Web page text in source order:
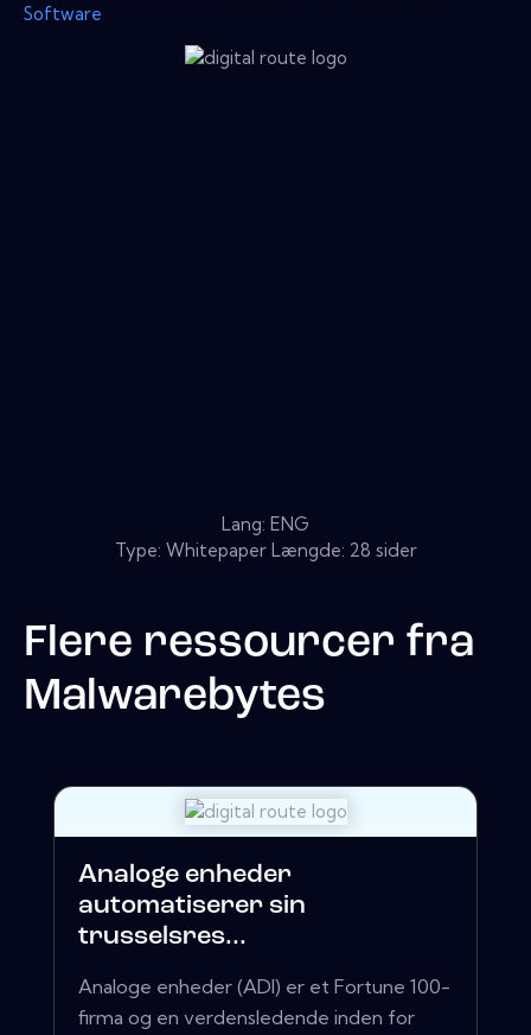
Software
Lang: ENG
Type: Whitepaper Længde: 28 sider
Flere ressourcer fra
Malwarebytes
Analoge enheder
automatiserer sin
trusselsres...
Analoge enheder (ADI) er et Fortune 100-
firma og en verdensledende inden for